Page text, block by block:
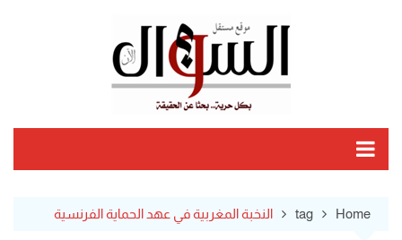
Home
tag النخبة المغربية في عهد الحماية الفرنسية